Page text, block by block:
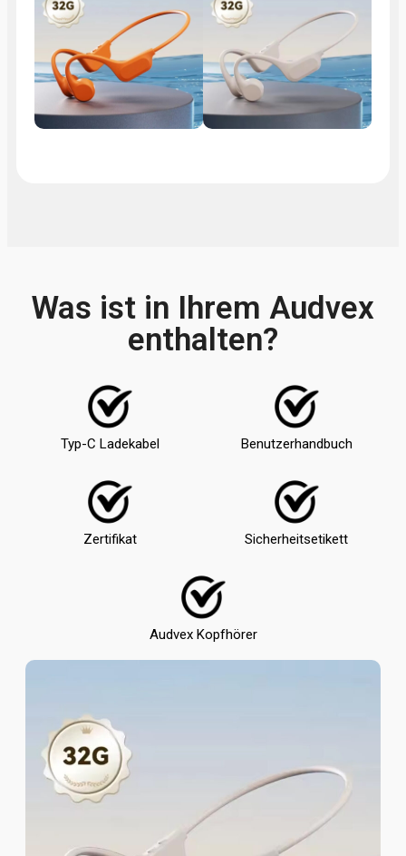
Was ist in Ihrem Audvex
enthalten?
Typ-C Ladekabel Benutzerhandbuch
Zertifikat Sicherheitsetikett
Audvex Kopfhörer